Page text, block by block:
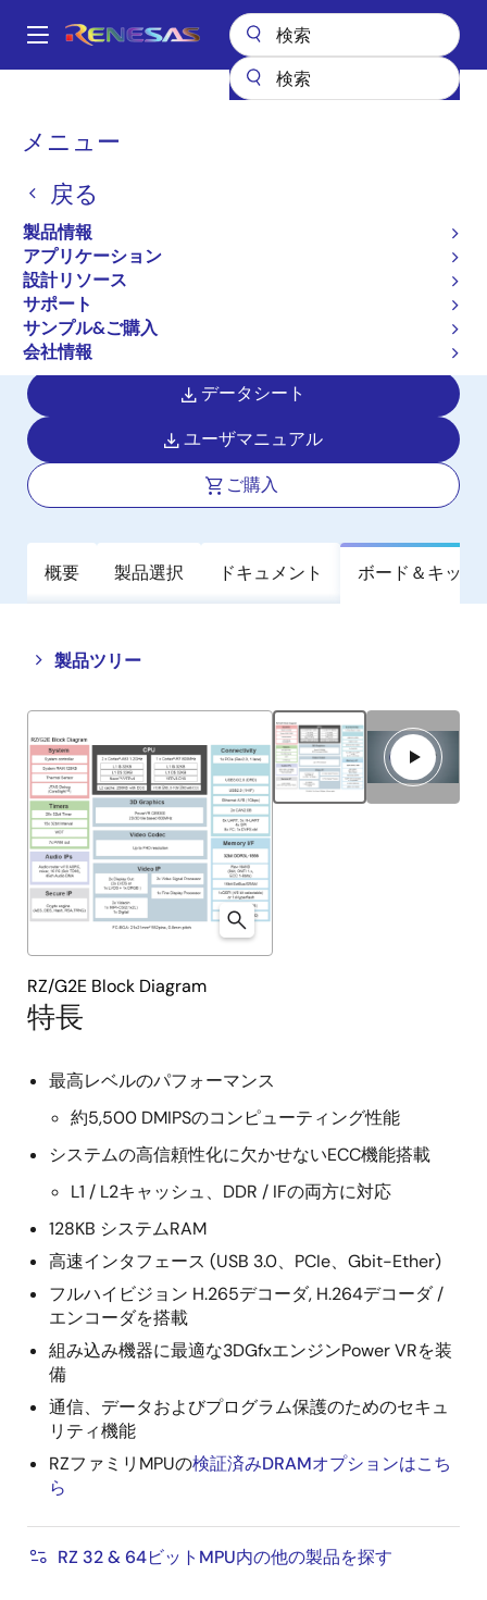
ン
Main
メニュー
戻る
製品情報
アプリケーション
設計リソース
サポート
サンプル&ご購入
会社情報
パ
く
ず
マイクロコントローラとマイクロプロセッサ
RZ/G2E
アクティブ
1.2GHz Dualコア Arm Cortex-A53
CPU、3Dグラフィックス、ビデオコー
デックエンジン搭載超高性能マイクロ
プロセッサ
データシート
ユーザマニュアル
ご購入
概要 製品選択 ドキュメント ボード＆キット
製品ツリー
Close
tree
menu
Open
tree
menu
特長
最高レベルのパフォーマンス
約5,500 DMIPSのコンピューティング性能
システムの高信頼性化に欠かせないECC機能搭載
L1 / L2キャッシュ、DDR / IFの両方に対応
128KB システムRAM
高速インタフェース (USB 3.0、PCIe、Gbit-Ether)
フルハイビジョン H.265デコーダ, H.264デコーダ /
エンコーダを搭載
組み込み機器に最適な3DGfxエンジンPower VRを装
備
通信、データおよびプログラム保護のためのセキュ
リティ機能
RZファミリMPUの検証済みDRAMオプションはこち
ら
RZ 32 & 64ビットMPU内の他の製品を探す
RZ/G2E Block Diagram